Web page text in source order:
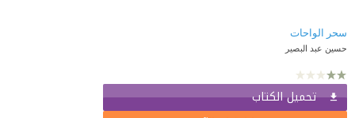
سحر الواحات
حسين عبد البصير
تحميل الكتاب